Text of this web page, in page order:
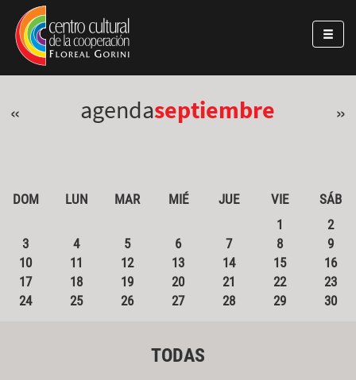
Pasar al contenido principal
Jump to main content
« agendaseptiembre »
DOM LUN MAR MIÉ JUE VIE
SÁB
1
2
3
4 5 6 7 8
9
10
11 12 13 14 15
16
17
18 19 20 21 22
23
24
25 26 27 28 29 30
TODAS